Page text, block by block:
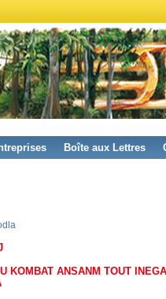
Boîte aux Lettres
KOMBAT ANSANM TOUT